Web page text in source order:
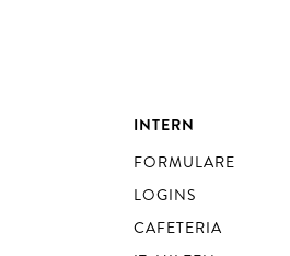
INTERN
FORMULARE
LOGINS
CAFETERIA